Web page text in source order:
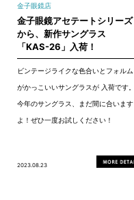
金子眼鏡店
金子眼鏡アセテートシリーズ
から、新作サングラス
「KAS-26」入荷！
ビンテージライクな色合いとフォルム
がかっこいいサングラスが 入荷です。
今年のサングラス、まだ間に合います
よ！ぜひ一度お試しください！
2023.08.23